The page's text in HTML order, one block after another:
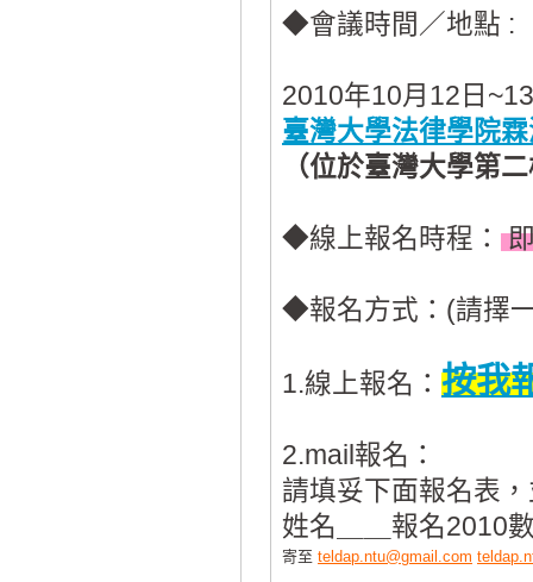
◆會議時間／地點 :
2010年10月12日
臺灣大學法律學院
（位於臺灣大學第
◆線上報名時程：
◆報名方式：(請擇
1.線上報名： 按我
2.mail報名：
請填妥下面報名表
姓名＿＿報名2010
寄至 teldap.ntu@gmail.com